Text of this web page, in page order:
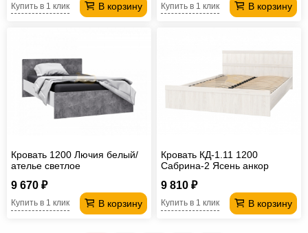
В корзину
Купить в 1 клик В корзину
Купить в 1 клик
Кровать 1200 Лючия белый/
ателье светлое
9 670 ₽
В корзину
Купить в 1 клик
Кровать КД-1.11 1200
Сабрина-2 Ясень анкор
9 810 ₽
В корзину
Купить в 1 клик